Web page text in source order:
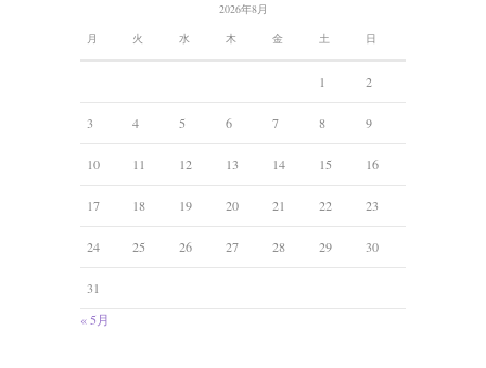
2026年8月
月 火 水 木 金 土 日
1 2
3 4 5 6 7 8 9
10 11 12 13 14 15 16
17 18 19 20 21 22 23
24 25 26 27 28 29 30
31
« 5月